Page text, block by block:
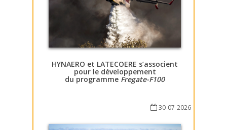
HYNAERO et LATECOERE s’associent
pour le développement
du programme Fregate-F100
30-07-2026